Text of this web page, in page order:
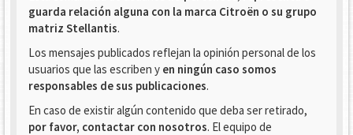
guarda relación alguna con la marca Citroën o su grupo
matriz Stellantis.
Los mensajes publicados reflejan la opinión personal de los
usuarios que las escriben y en ningún caso somos
responsables de sus publicaciones.
En caso de existir algún contenido que deba ser retirado,
por favor, contactar con nosotros. El equipo de